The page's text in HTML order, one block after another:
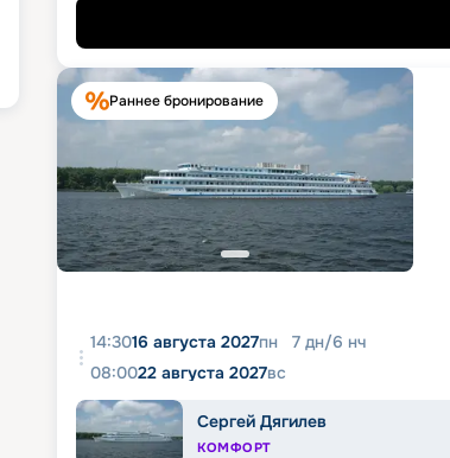
Раннее бронирование
14:3016 августа 2027пн 7 дн/6 нч
08:0022 августа 2027вс
Сергей Дягилев
КОМФОРТ